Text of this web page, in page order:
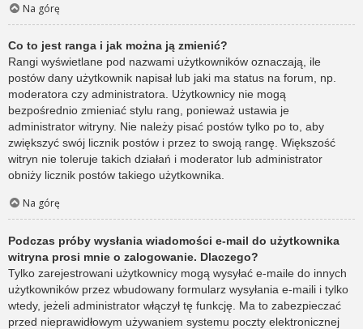
Na górę
Co to jest ranga i jak można ją zmienić?
Rangi wyświetlane pod nazwami użytkowników oznaczają, ile
postów dany użytkownik napisał lub jaki ma status na forum, np.
moderatora czy administratora. Użytkownicy nie mogą
bezpośrednio zmieniać stylu rang, ponieważ ustawia je
administrator witryny. Nie należy pisać postów tylko po to, aby
zwiększyć swój licznik postów i przez to swoją rangę. Większość
witryn nie toleruje takich działań i moderator lub administrator
obniży licznik postów takiego użytkownika.
Na górę
Podczas próby wysłania wiadomości e-mail do użytkownika
witryna prosi mnie o zalogowanie. Dlaczego?
Tylko zarejestrowani użytkownicy mogą wysyłać e-maile do innych
użytkowników przez wbudowany formularz wysyłania e-maili i tylko
wtedy, jeżeli administrator włączył tę funkcję. Ma to zabezpieczać
przed nieprawidłowym używaniem systemu poczty elektronicznej